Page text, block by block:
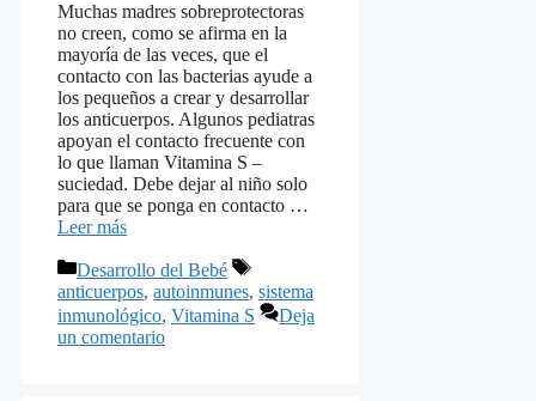
Muchas madres sobreprotectoras
no creen, como se afirma en la
mayoría de las veces, que el
contacto con las bacterias ayude a
los pequeños a crear y desarrollar
los anticuerpos. Algunos pediatras
apoyan el contacto frecuente con
lo que llaman Vitamina S –
suciedad. Debe dejar al niño solo
para que se ponga en contacto …
Leer más
Categorías
Desarrollo del Bebé
Etiquetas
anticuerpos, autoinmunes, sistema
inmunológico, Vitamina S
Deja
un comentario